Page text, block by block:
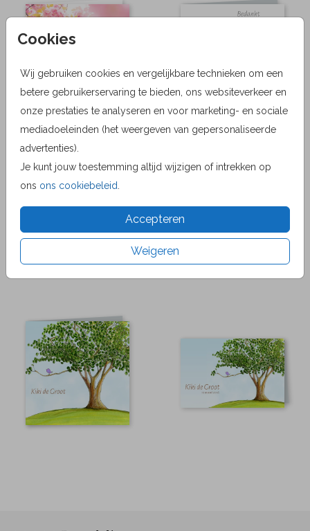
Cookies
Wij gebruiken cookies en vergelijkbare technieken om een
betere gebruikerservaring te bieden, ons websiteverkeer en
onze prestaties te analyseren en voor marketing- en sociale
mediadoeleinden (het weergeven van gepersonaliseerde
advertenties).
Je kunt jouw toestemming altijd wijzigen of intrekken op
ons ons cookiebeleid
Accepteren
Weigeren